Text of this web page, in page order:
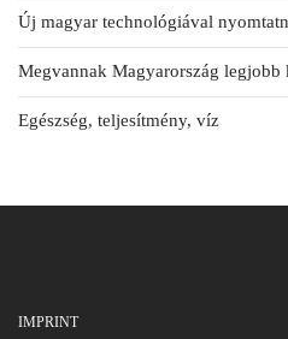
Új magyar technológiával
Megvannak Magyarország legjobb
Egészség, teljesítmény, víz
IMPRINT